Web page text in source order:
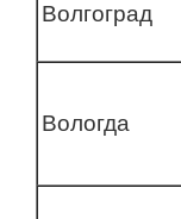
Волгоград
Вологда